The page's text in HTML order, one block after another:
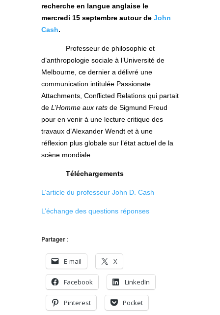
recherche en langue anglaise le
mercredi 15 septembre autour de John
Cash.
Professeur de philosophie et
d’anthropologie sociale à l’Université de
Melbourne, ce dernier a délivré une
communication intitulée Passionate
Attachments, Conflicted Relations qui partait
de L’Homme aux rats de Sigmund Freud
pour en venir à une lecture critique des
travaux d’Alexander Wendt et à une
réflexion plus globale sur l’état actuel de la
scène mondiale.
Téléchargements
L’article du professeur John D. Cash
L’échange des questions réponses
Partager :
E-mail X
Facebook LinkedIn
Pinterest Pocket